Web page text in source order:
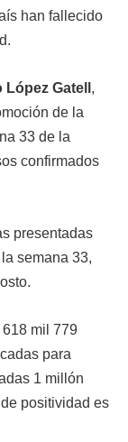
han fallecido
López Gatell ,
de la
33 de la
confirmados
presentadas
semana 33,
mil 779
para
1 millón
positividad es